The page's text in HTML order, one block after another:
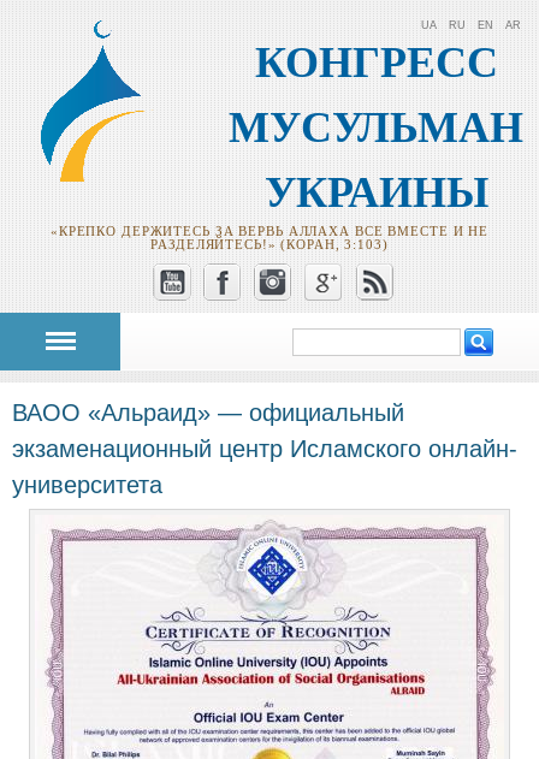
КОНГРЕСС
МУСУЛЬМАН
УКРАИНЫ
«КРЕПКО ДЕРЖИТЕСЬ ЗА ВЕРВЬ АЛЛАХА ВСЕ ВМЕСТЕ И НЕ
РАЗДЕЛЯЙТЕСЬ!» (КОРАН, 3:103)
UA RU EN AR
Форма поиска
ВАОО «Альраид» — официальный
экзаменационный центр Исламского онлайн-
университета